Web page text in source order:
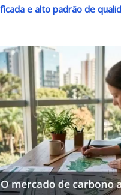
e alto padrão de